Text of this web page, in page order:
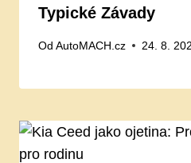
Typické Závady
Od AutoMACH.cz 24. 8.